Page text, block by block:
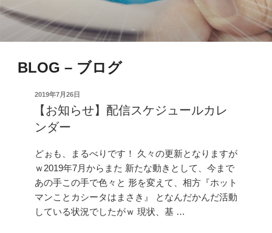
BLOG – ブログ
投
日:
2019年7月26日
【お知らせ】配信スケジュールカレ
ンダー
どぉも、まるべりです！ 久々の更新となりますが
ｗ2019年7月からまた 新たな動きとして、今まで
あの手この手で色々と 形を変えて、相方『ホット
マンことカシータはまさき』 となんだかんだ活動
している状況でしたがｗ 現状、基 …